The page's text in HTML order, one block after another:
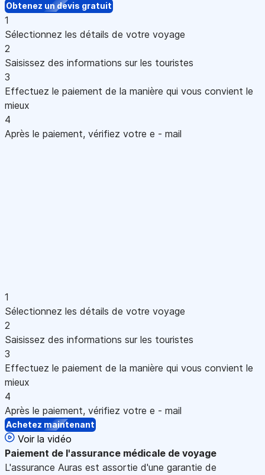
Obtenez un devis gratuit
1
Sélectionnez les détails de votre voyage
2
Saisissez des informations sur les touristes
3
Effectuez le paiement de la manière qui vous convient le
mieux
4
Après le paiement, vérifiez votre e - mail
1
Sélectionnez les détails de votre voyage
2
Saisissez des informations sur les touristes
3
Effectuez le paiement de la manière qui vous convient le
mieux
4
Après le paiement, vérifiez votre e - mail
Achetez maintenant
Voir la vidéo
Paiement de l'assurance médicale de voyage
L'assurance Auras est assortie d'une garantie de